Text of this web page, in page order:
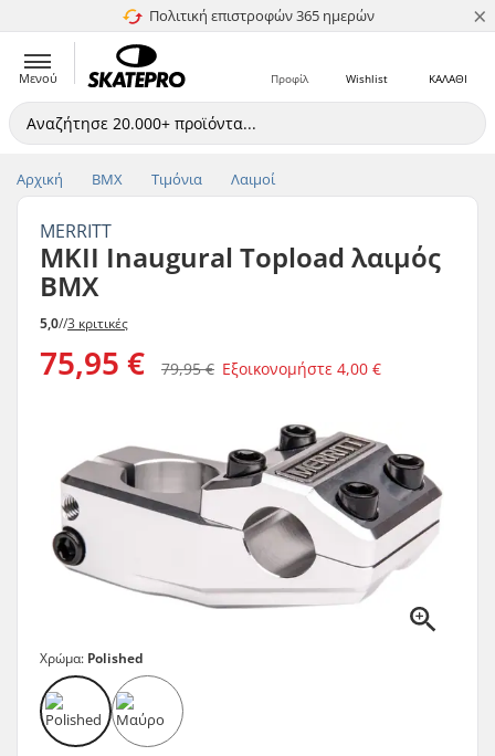
Πολιτική επιστροφών 365 ημερών
4.8 στα 5 ×
Μενού ΚΑΛΑΘΙ
Wishlist
Προφίλ
Αρχική BMX Τιμόνια Λαιμοί
MERRITT
MKII Inaugural Topload λαιμός
BMX
5,0//3 κριτικές
75,95 € 79,95 € Εξοικονομήστε 4,00 €
Χρώμα: Polished